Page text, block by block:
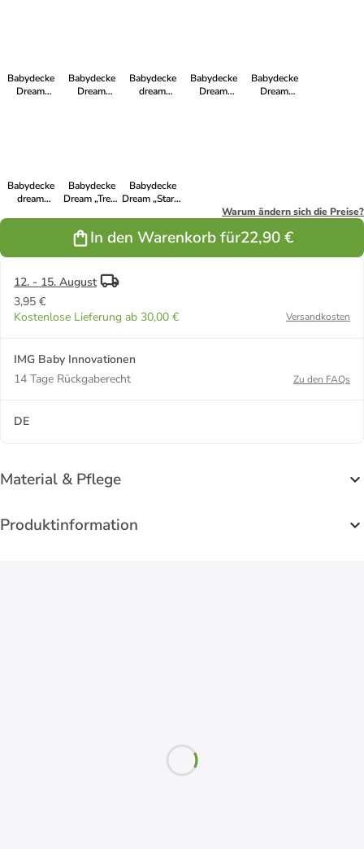
Babydecke
Dream
Babydecke
Dream
Babydecke
dream
Babydecke
Dream
Babydecke
Dream
Babydecke
dream
Babydecke
Dream „Tree"
Babydecke
Dream „Stars"
Warum ändern sich die Preise?
In den Warenkorb für22,90 €
12. - 15. August
3,95 €
Kostenlose Lieferung ab 30,00 €
Versandkosten
IMG Baby Innovationen
14 Tage Rückgaberecht
Zu den FAQs
DE
Material & Pflege
Produktinformation